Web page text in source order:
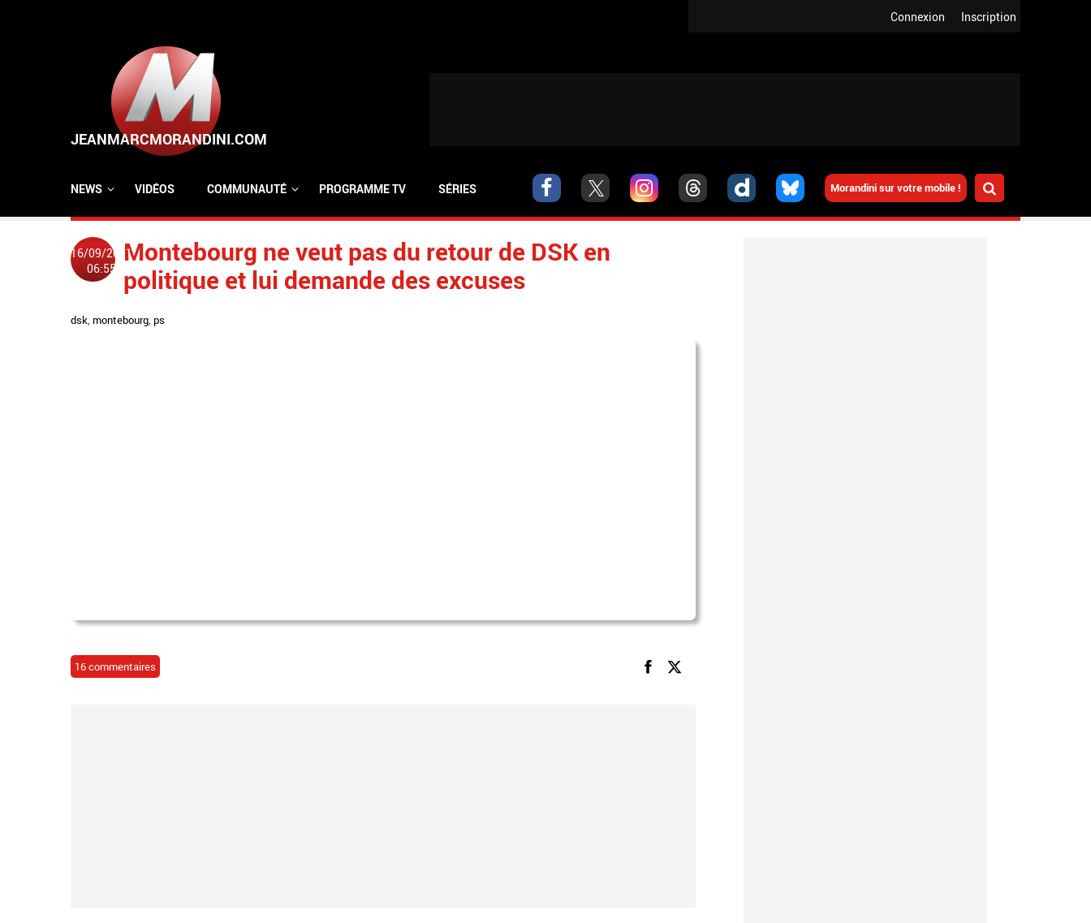
Inscription
Connexion
Morandini sur votre mobile !
NEWS VIDÉOS COMMUNAUTÉ PROGRAMME TV SÉRIES
16/09/2011
06:55
Montebourg ne veut pas du retour de DSK en
politique et lui demande des excuses
dsk, montebourg, ps
16 commentaires